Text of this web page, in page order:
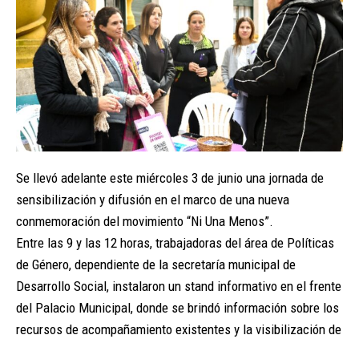
Se llevó adelante este miércoles 3 de junio una jornada de
sensibilización y difusión en el marco de una nueva
conmemoración del movimiento “Ni Una Menos”.
Entre las 9 y las 12 horas, trabajadoras del área de Políticas
de Género, dependiente de la secretaría municipal de
Desarrollo Social, instalaron un stand informativo en el frente
del Palacio Municipal, donde se brindó información sobre los
recursos de acompañamiento existentes y la visibilización de